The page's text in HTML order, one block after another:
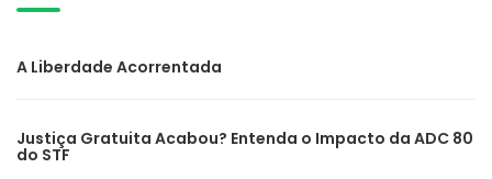
A Liberdade Acorrentada
Justiça Gratuita Acabou? Entenda o Impacto da ADC 80
do STF